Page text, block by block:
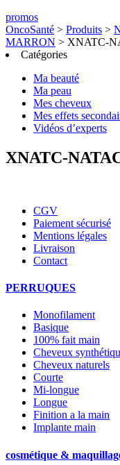
promos
OncoSanté > Produits >
MARRON > XNATC-
Catégories
Ma beauté
Ma peau
Mes cheveux
Mes effets
Vidéos d’experts
XNATC-
CGV
Paiement sécurisé
Mentions légales
Livraison
Contact
PERRUQUES
Monofilament
Basique
100% fait main
Cheveux
Cheveux naturels
Courte
Mi-longue
Longue
Finition a la main
Implante main
cosmétique &